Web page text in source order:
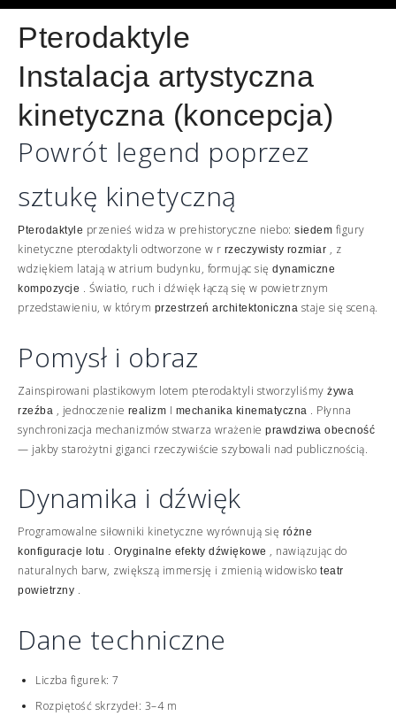
Pterodaktyle
Instalacja artystyczna
kinetyczna (koncepcja)
Powrót legend poprzez
sztukę kinetyczną
Pterodaktyle przenieś widza w prehistoryczne niebo: siedem figury
kinetyczne pterodaktyli odtworzone w r rzeczywisty rozmiar , z
wdziękiem latają w atrium budynku, formując się dynamiczne
kompozycje . Światło, ruch i dźwięk łączą się w powietrznym
przedstawieniu, w którym przestrzeń architektoniczna staje się sceną.
Pomysł i obraz
Zainspirowani plastikowym lotem pterodaktyli stworzyliśmy żywa
rzeźba , jednoczenie realizm I mechanika kinematyczna . Płynna
synchronizacja mechanizmów stwarza wrażenie prawdziwa obecność
— jakby starożytni giganci rzeczywiście szybowali nad publicznością.
Dynamika i dźwięk
Programowalne siłowniki kinetyczne wyrównują się różne
konfiguracje lotu . Oryginalne efekty dźwiękowe , nawiązując do
naturalnych barw, zwiększą immersję i zmienią widowisko teatr
powietrzny .
Dane techniczne
Liczba figurek: 7
Rozpiętość skrzydeł: 3–4 m